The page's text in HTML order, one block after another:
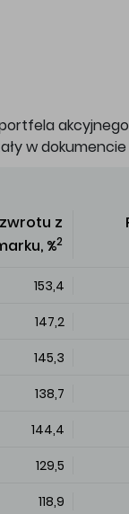
w
z
%2
153,4
147,2
145,3
138,7
144,4
129,5
118,9